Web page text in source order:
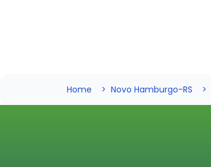
Home Novo Hamburgo-RS